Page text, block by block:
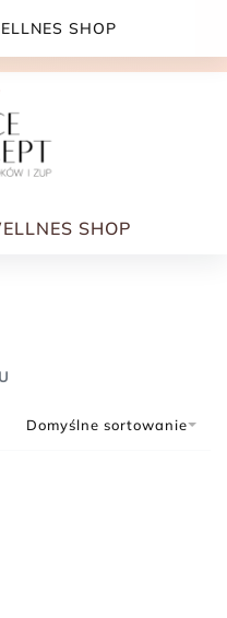
JUŻ OD
SHOP
Domyślne sortowanie
SHOP